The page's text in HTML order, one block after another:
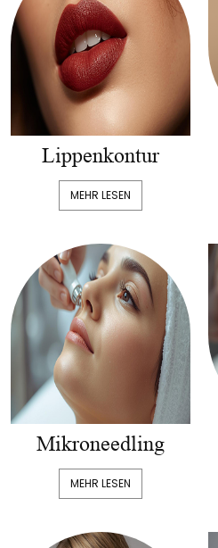
Lippenkontur
MEHR LESEN
Mikroneedling
MEHR LESEN